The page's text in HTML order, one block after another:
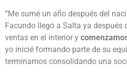
“Me sumé un año después del
Facundo llegó a Salta ya después
ventas en el interior y
yo inicié formando parte de su
terminamos consolidando una